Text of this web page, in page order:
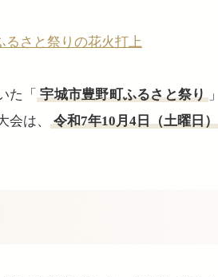
さと祭りの花火打上
た「 宇城市豊野町ふるさと祭り
会は、 令和7年10月4日（土曜日）